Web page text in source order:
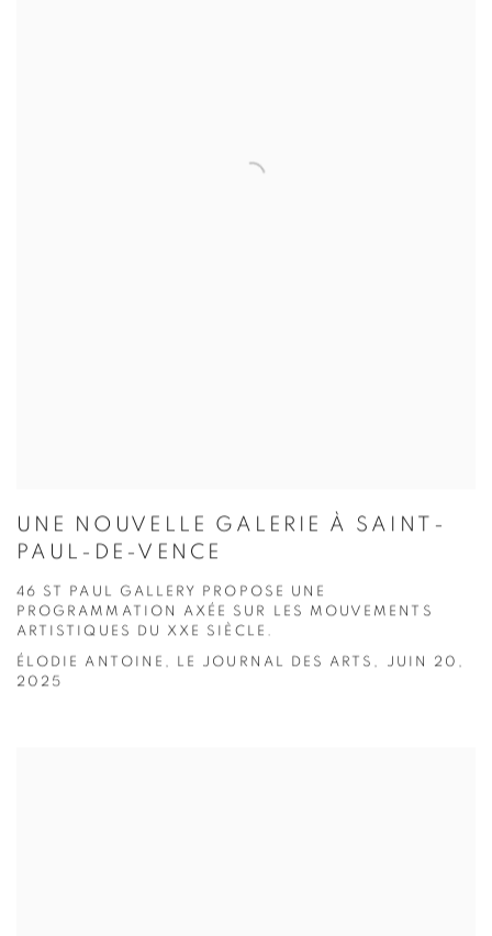
UNE NOUVELLE GALERIE À SAINT-
PAUL-DE-VENCE
46 ST PAUL GALLERY PROPOSE UNE
PROGRAMMATION AXÉE SUR LES MOUVEMENTS
ARTISTIQUES DU XXE SIÈCLE.
ÉLODIE ANTOINE, LE JOURNAL DES ARTS, JUIN 20,
2025